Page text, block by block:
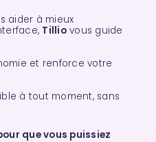
aider à mieux
Tilliovous guide
et renforce votre
à tout moment, sans
que vous puissiez